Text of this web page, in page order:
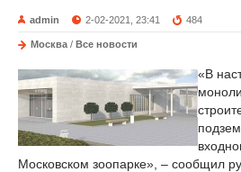
admin 2-02-2021, 23:41 484
Москва / Все новости
«В
Московском зоопарке», – сообщил